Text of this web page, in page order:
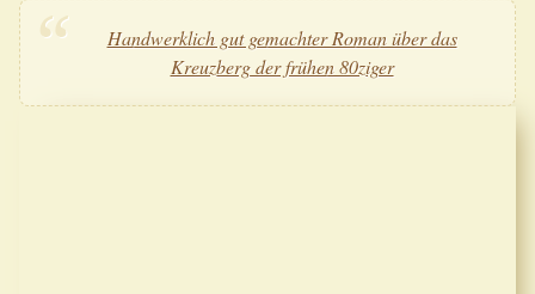
Handwerklich gut gemachter Roman über das
Kreuzberg der frühen 80ziger